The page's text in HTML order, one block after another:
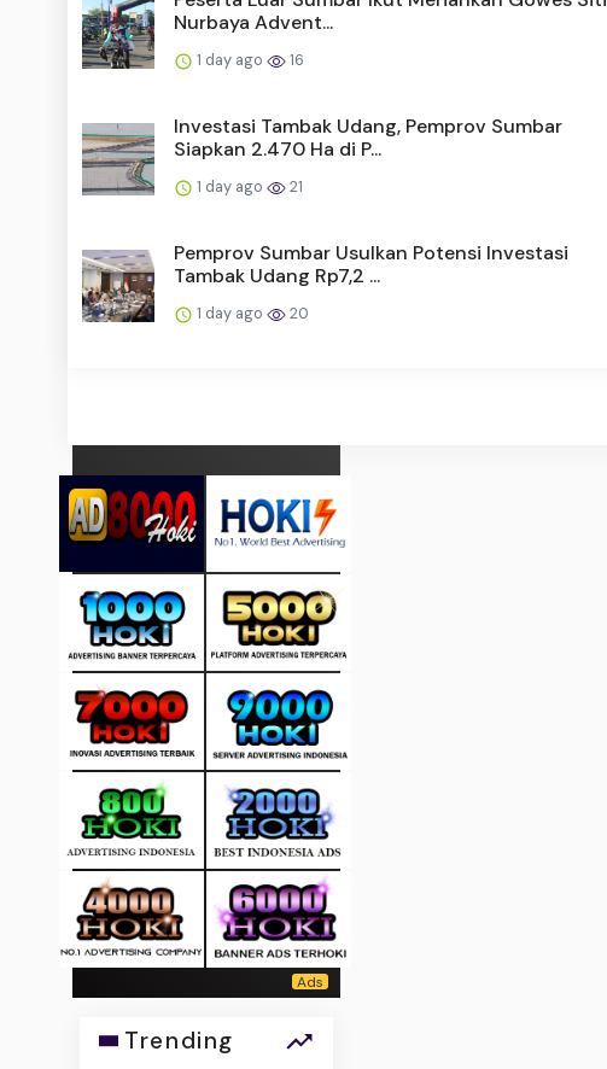
Nurbaya Advent...
1 day ago 16
Investasi Tambak Udang, Pemprov Sumbar
Siapkan 2.470 Ha di P...
1 day ago 21
Pemprov Sumbar Usulkan Potensi Investasi
Tambak Udang Rp7,2 ...
1 day ago 20
Trending